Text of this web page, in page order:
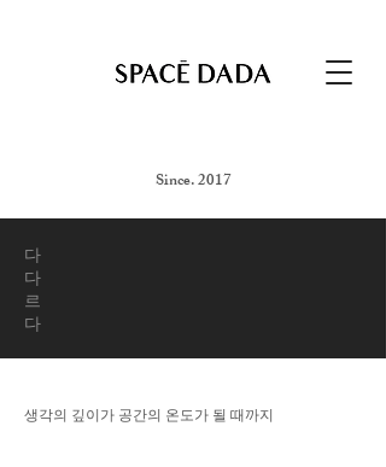
Since. 2017
다
다
르
다
생각의 깊이가 공간의 온도가 될 때까지